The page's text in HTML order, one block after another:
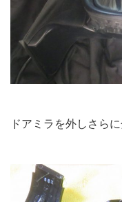
ドアミラを外しさらに